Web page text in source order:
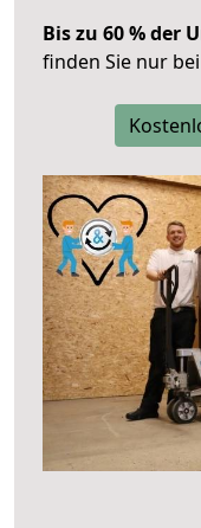
Bis zu 60 % der
finden Sie nur